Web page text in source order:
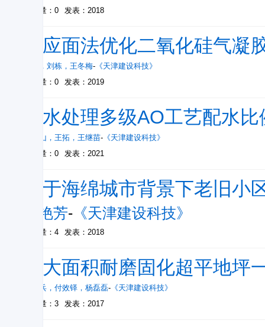
被引量：0 发表：2018
响应面法优化二氧化硅气凝
， 刘栋 ， 王冬梅- 《天津建设科技》
被引量：0
发表：2019
污水处理多级AO工艺配水
刘海山 ， 王拓 ， 王继苗- 《天津建设科技》
被引量：0
发表：2021
基于海绵城市背景下老旧小
边艳芳- 《天津建设科技》
被引量：4 发表：2018
超大面积耐磨固化超平地坪
陈吉兵 ， 付效铎 ， 杨磊磊- 《天津建设科技》
被引量：3
发表：2017